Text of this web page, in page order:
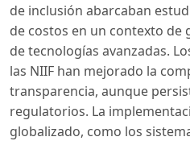
de inclusión abarcaban
de costos en un contexto de
de tecnologías avanzadas.
las NIIF han mejorado la
transparencia, aunque
regulatorios. La
globalizado, como los